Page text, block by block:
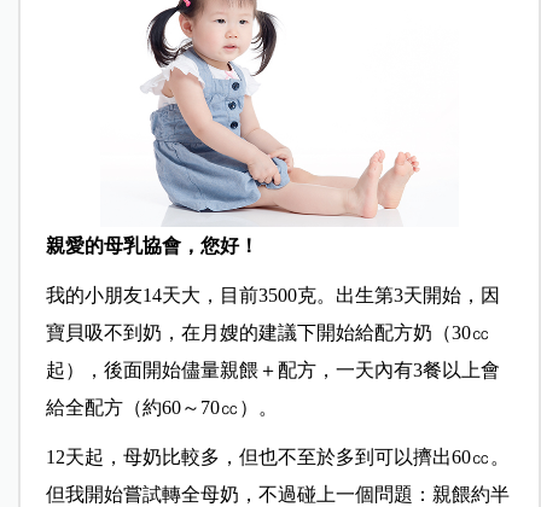
親愛的母乳協會，您好！
我的小朋友14天大，目前3500克。出生第3天開始，因
寶貝吸不到奶，在月嫂的建議下開始給配方奶（30㏄
起），後面開始儘量親餵＋配方，一天內有3餐以上會
給全配方（約60～70㏄）。
12天起，母奶比較多，但也不至於多到可以擠出60㏄。
但我開始嘗試轉全母奶，不過碰上一個問題：親餵約半